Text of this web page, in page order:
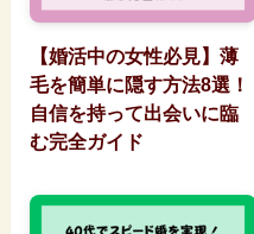
【婚活中の女性必見】薄
毛を簡単に隠す方法8選！
自信を持って出会いに臨
む完全ガイド